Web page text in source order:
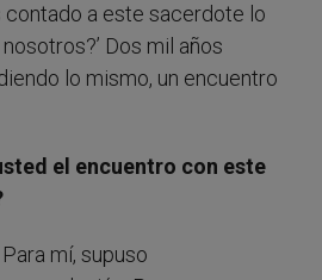
contado a este sacerdote lo
Dos mil años
lo mismo, un encuentro
el encuentro con este
mí, supuso